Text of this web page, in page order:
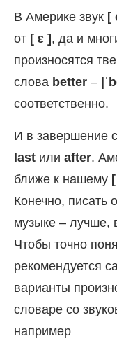
В Америке звук [
от [ ɛ ], да и
произносятся
слова better –
соответственно.
И в завершение
last или after.
ближе к нашему
Конечно, писать
музыке – лучше,
Чтобы точно
рекомендуется
варианты
словаре со
например